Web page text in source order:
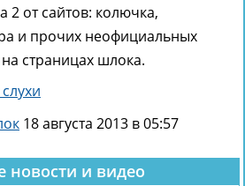
2 от сайтов: колючка,
и прочих неофициальных
страницах шлока.
18 августа 2013 в 05:57
новости и видео